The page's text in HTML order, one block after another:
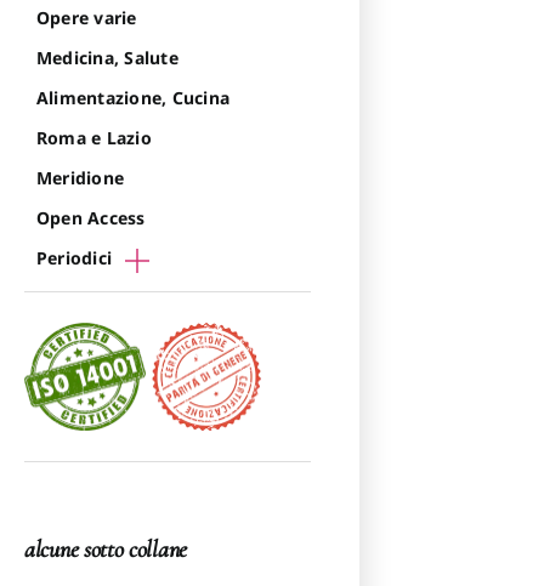
Opere varie
Medicina, Salute
Alimentazione, Cucina
Roma e Lazio
Meridione
Open Access
Periodici
alcune sotto collane